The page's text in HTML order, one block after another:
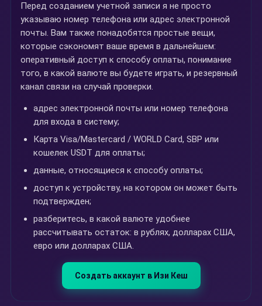
Перед созданием учетной записи я не просто
указываю номер телефона или адрес электронной
почты. Вам также понадобятся простые вещи,
которые сэкономят ваше время в дальнейшем:
оперативный доступ к способу оплаты, понимание
того, в какой валюте вы будете играть, и резервный
канал связи на случай проверки.
адрес электронной почты или номер телефона
для входа в систему;
Карта Visa/Mastercard / WORLD Card, SBP или
кошелек USDT для оплаты;
данные, относящиеся к способу оплаты;
доступ к устройству, на котором он может быть
подтвержден;
разберитесь, в какой валюте удобнее
рассчитывать остаток: в рублях, долларах США,
евро или долларах США.
Создать аккаунт в Изи Кеш